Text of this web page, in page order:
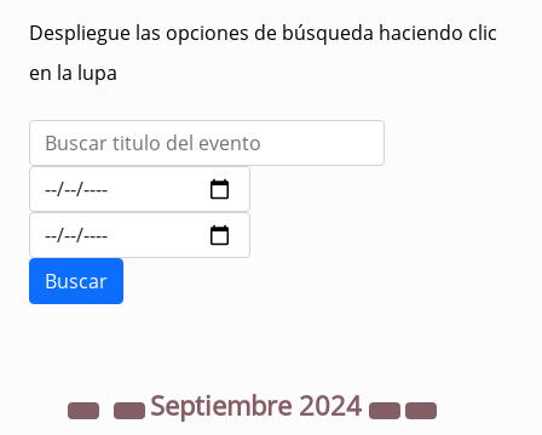
Despliegue las opciones de búsqueda haciendo clic
en la lupa
Septiembre 2024